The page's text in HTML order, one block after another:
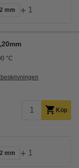
mm + 1
°C
Köp
mm + 1